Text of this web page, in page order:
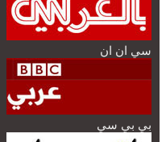
سي ان ان
بي بي سي